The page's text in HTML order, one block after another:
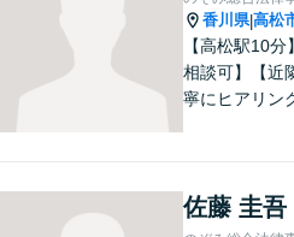
香川県|高松
【高松駅10
相談可】【近
寧にヒアリン
しています。
ひご相談くだ
佐藤 圭吾